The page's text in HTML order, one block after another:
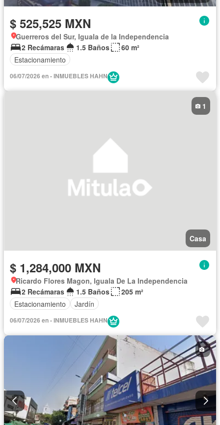
$ 525,525 MXN
Guerreros del Sur, Iguala de la Independencia
2 Recámaras
1.5 Baños
60 m²
Estacionamiento
06/07/2026 en - INMUEBLES HAHN
Casa
1
$ 1,284,000 MXN
Ricardo Flores Magon, Iguala De La Independencia
2 Recámaras
1.5 Baños
205 m²
Estacionamiento
Jardín
06/07/2026 en - INMUEBLES HAHN